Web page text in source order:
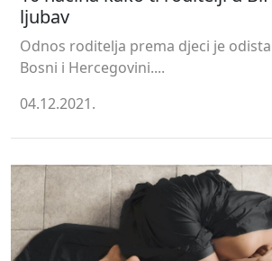
ljubav
Odnos roditelja prema djeci je
Bosni i Hercegovini....
04.12.2021.